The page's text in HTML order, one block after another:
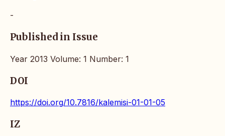
-
Published in Issue
Year 2013 Volume: 1 Number: 1
DOI
https://doi.org/10.7816/kalemisi-01-01-05
IZ